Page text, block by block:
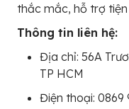
thắc mắc, hỗ trợ tiện
Thông tin liên hệ:
Địa chỉ: 56A
TP HCM
Điện thoại: 0869